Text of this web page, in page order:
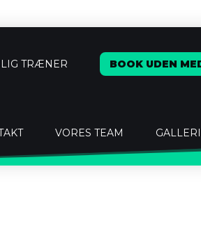
TRÆNER BOOK UDEN
VORES TEAM GALLERI